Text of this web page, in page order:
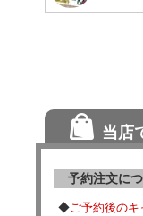
当店
予約注文に
◆ご予約後のキ